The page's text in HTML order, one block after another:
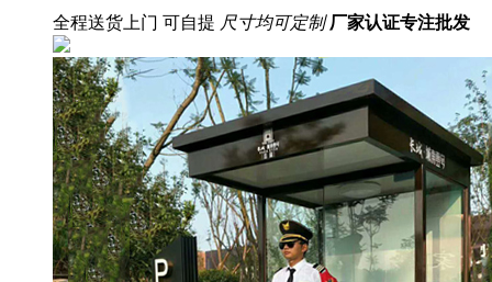
全程送货上门 可自提 尺寸均可定制 厂家认证专注批发